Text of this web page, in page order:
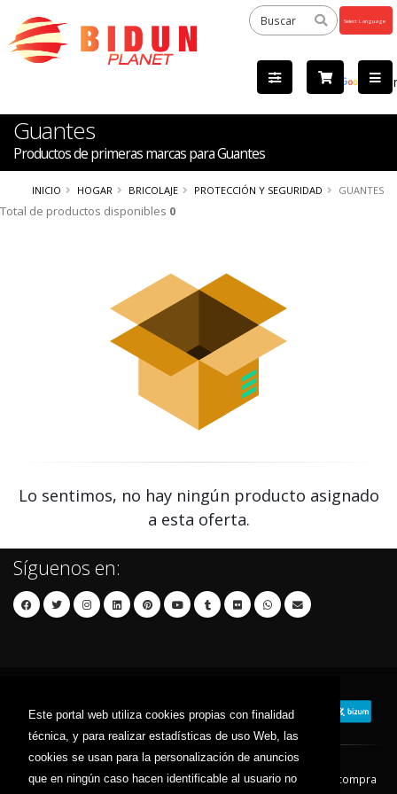
Este portal web utiliza cookies propias con finalidad
técnica, y para realizar estadísticas de uso Web, las
cookies se usan para la personalización de anuncios
que en ningún caso hacen identificable al usuario no
by
Guantes
Productos de primeras marcas para Guantes
INICIO HOGAR BRICOLAJE PROTECCIÓN Y SEGURIDAD GUANTES
Total de productos disponibles 0
Lo sentimos, no hay ningún producto asignado
a esta oferta.
Síguenos en:
Contacto Aviso Legal
Condiciones de compra